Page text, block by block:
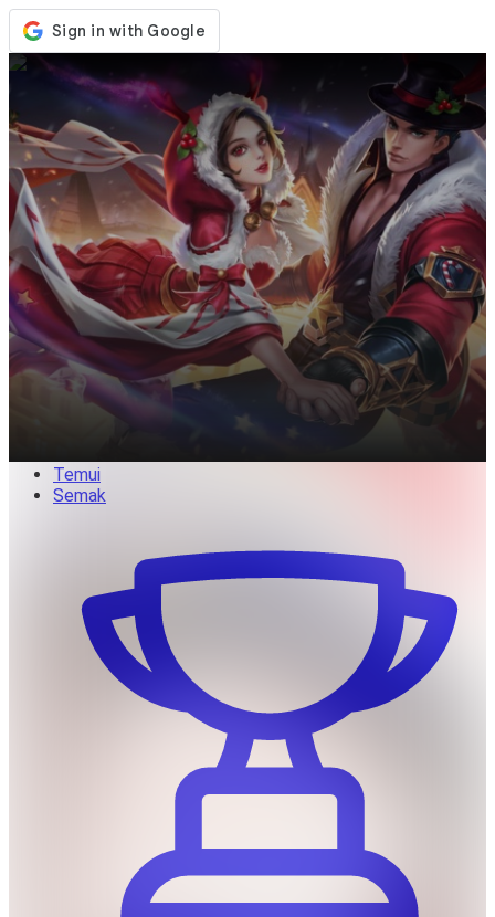
Kedai
Acara
Kemaskini
Berita
Malaysia
Log Masuk / Daftar
Log Masuk
Temui
Semak